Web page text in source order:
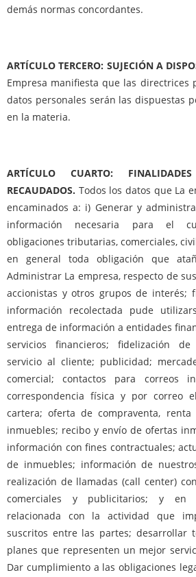
demás normas concordantes.
ARTÍCULO TERCERO: SUJECIÓN A
Empresa manifiesta que las directrices
datos personales serán las dispuestas
en la materia.
ARTÍCULO CUARTO:
RECAUDADOS. Todos los datos que La
encaminados a: i) Generar y
información necesaria para el
obligaciones tributarias, comerciales,
en general toda obligación que
Administrar La empresa, respecto de
accionistas y otros grupos de interés;
información recolectada pude
entrega de información a entidades
servicios financieros; fidelización
servicio al cliente; publicidad;
comercial; contactos para correos
correspondencia física y por correo
cartera; oferta de compraventa,
inmuebles; recibo y envío de ofertas
información con fines contractuales;
de inmuebles; información de
realización de llamadas (call center)
comerciales y publicitarios; y en
relacionada con la actividad que
suscritos entre las partes; desarrollar
planes que representen un mejor
Dar cumplimiento a las obligaciones